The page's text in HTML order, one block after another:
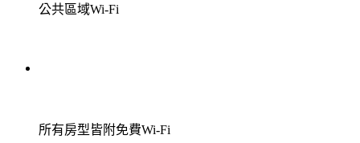
公共區域Wi-Fi
所有房型皆附免費Wi-Fi